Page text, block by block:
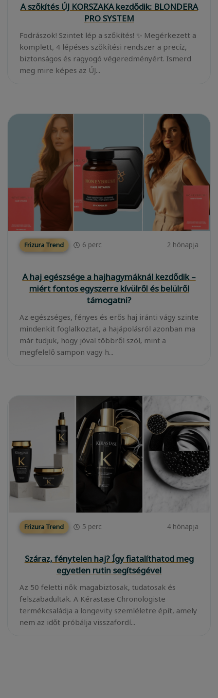
A szőkítés ÚJ KORSZAKA kezdődik: BLONDERA
PRO SYSTEM
Fodrászok! Szintet lép a szőkítés! ✨ Megérkezett a
komplett, 4 lépéses szőkítési rendszer a precíz,
biztonságos és ragyogó végeredményért. Ismerd
meg mire képes az ÚJ...
Frizura Trend 6 perc 2 hónapja
A haj egészsége a hajhagymáknál kezdődik –
miért fontos egyszerre kívülről és belülről
támogatni?
Az egészséges, fényes és erős haj iránti vágy szinte
mindenkit foglalkoztat, a hajápolásról azonban ma
már tudjuk, hogy jóval többről szól, mint a
megfelelő sampon vagy h...
Frizura Trend 5 perc 4 hónapja
Száraz, fénytelen haj? Így fiatalíthatod meg
egyetlen rutin segítségével
Az 50 feletti nők magabiztosak, tudatosak és
felszabadultak. A Kérastase Chronologiste
termékcsaládja a longevity szemléletre épít, amely
nem az időt próbálja visszafordí...